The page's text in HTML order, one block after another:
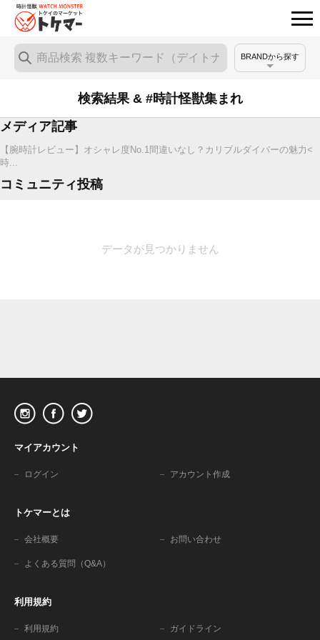
BRANDから探す
検索結果 & #時計怪獣集まれ
メディア記事
【腕時計レビュー】オシャレ度No.1間違いなし？カリブルダイバーの魅力<
時...
コミュニティ投稿
データが見つかりません
マイアカウント
ログイン アカウント作成
トケマーとは
会社概要 お問い合わせ
よくある質問（Q&A）
利用規約
利用規約 ガイドライン